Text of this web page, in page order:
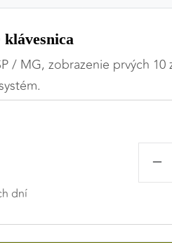
/ MG, zobrazenie prvých 10
dní
−